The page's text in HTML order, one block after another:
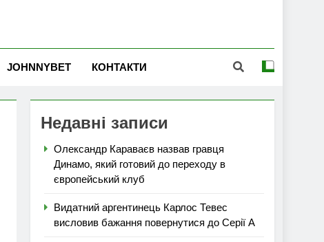
JOHNNYBET КОНТАКТИ
Недавні записи
Олександр Караваєв назвав гравця
Динамо, який готовий до переходу в
європейський клуб
Видатний аргентинець Карлос Тевес
висловив бажання повернутися до Серії А